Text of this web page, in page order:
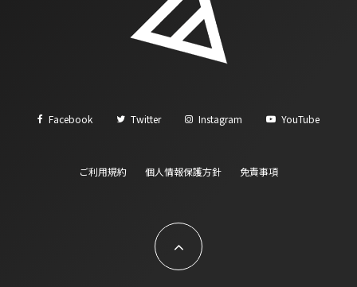
Facebook Twitter Instagram YouTube
ご利用規約 個人情報保護方針 免責事項